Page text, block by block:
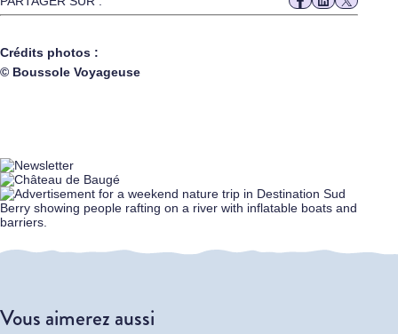
Crédits photos :
© Boussole Voyageuse
Vous aimerez aussi